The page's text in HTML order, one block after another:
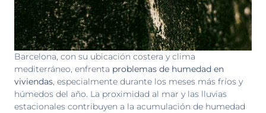
Barcelona, con su ubicación costera y clima
mediterráneo, enfrenta problemas de humedad en
viviendas, especialmente durante los meses más fríos y
húmedos del año. La proximidad al mar y las lluvias
estacionales contribuyen a la acumulación de humedad